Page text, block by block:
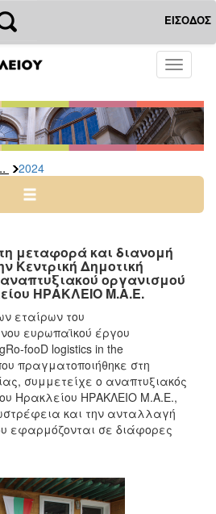
ΕΙΣΟΔΟΣ
Toggle
2024
μεταφορά και διανομή
Κεντρική Δημοτική
οργανισμού
ΗΡΑΚΛΕΙΟ Μ.Α.Ε.
εταίρων του
ευρωπαϊκού έργου
fooD logistics in the
πραγματοποιήθηκε στη
συμμετείχε ο αναπτυξιακός
Ηρακλείου ΗΡΑΚΛΕΙΟ Μ.Α.Ε.,
και την ανταλλαγή
εφαρμόζονται σε διάφορες